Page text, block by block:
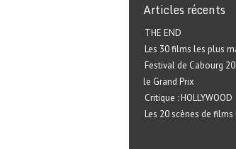
Articles récents
THE END
Les 30 films les plus
Festival de Cabourg
le Grand Prix
Critique : HOLLYWOOD
Les 20 scènes de